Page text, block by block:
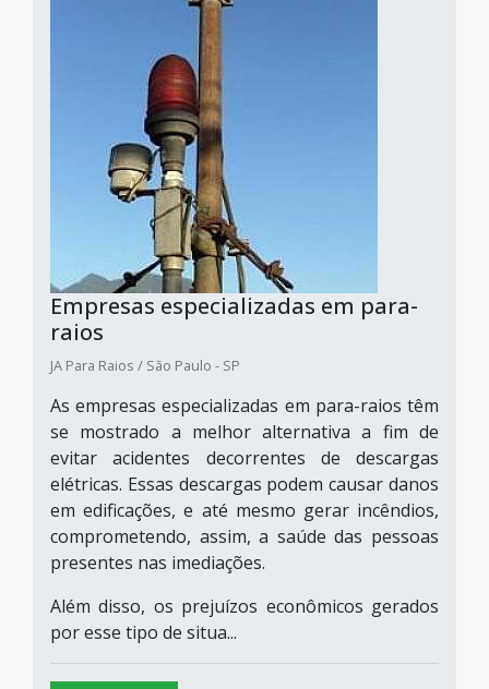
Empresas especializadas em para-
raios
JA Para Raios / São Paulo - SP
As empresas especializadas em para-raios têm
se mostrado a melhor alternativa a fim de
evitar acidentes decorrentes de descargas
elétricas. Essas descargas podem causar danos
em edificações, e até mesmo gerar incêndios,
comprometendo, assim, a saúde das pessoas
presentes nas imediações.
Além disso, os prejuízos econômicos gerados
por esse tipo de situa...